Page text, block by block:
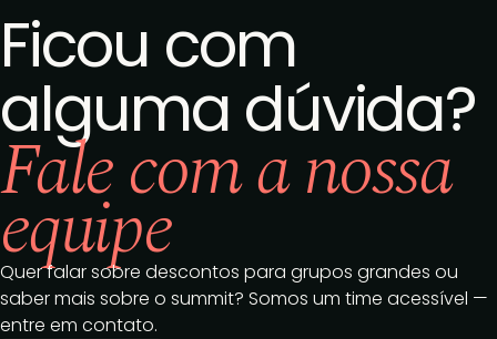
Ficou com
alguma dúvida?
Fale com a nossa
equipe
Quer falar sobre descontos para grupos grandes ou
saber mais sobre o summit? Somos um time acessível —
entre em contato.